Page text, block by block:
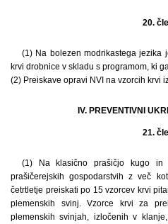
20.
(1) Na bolezen modrikastega jezika
krvi drobnice v skladu s programom, ki
(2) Preiskave opravi NVI na vzorcih krvi
IV. PREVENTIVNI
21.
(1) Na klasično prašičjo kugo in
prašičerejskih gospodarstvih z več
četrtletje preiskati po 15 vzorcev krvi
plemenskih svinj. Vzorce krvi za
plemenskih svinjah, izločenih v